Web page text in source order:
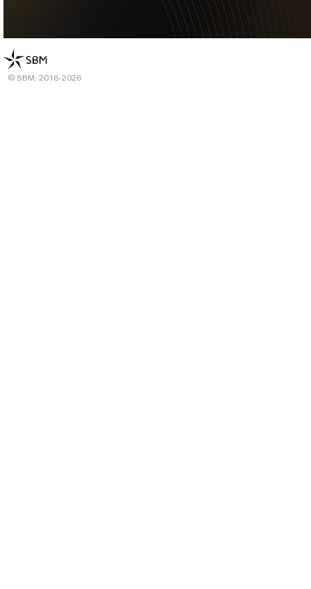
© SBM, 2016-2026